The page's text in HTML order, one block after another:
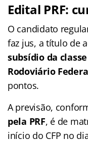
Edital PRF:
O candidato
faz jus, a título de
subsídio da
Rodoviário
pontos.
A previsão,
pela PRF, é de
início do CFP no